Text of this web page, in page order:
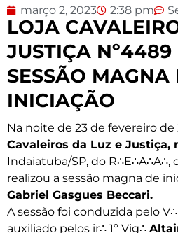
março 2, 2023 2:38 pm
LOJA
JUSTIÇA Nº4489
SESSÃO MAGNA
INICIAÇÃO
Na noite de 23 de fevereiro de
Cavaleiros da Luz e Justiça,
Indaiatuba/SP, do R∴E∴A∴A∴,
realizou a sessão magna de
Gabriel Gasgues Beccari.
A sessão foi conduzida pelo
auxiliado pelos ir∴ 1º Vig∴